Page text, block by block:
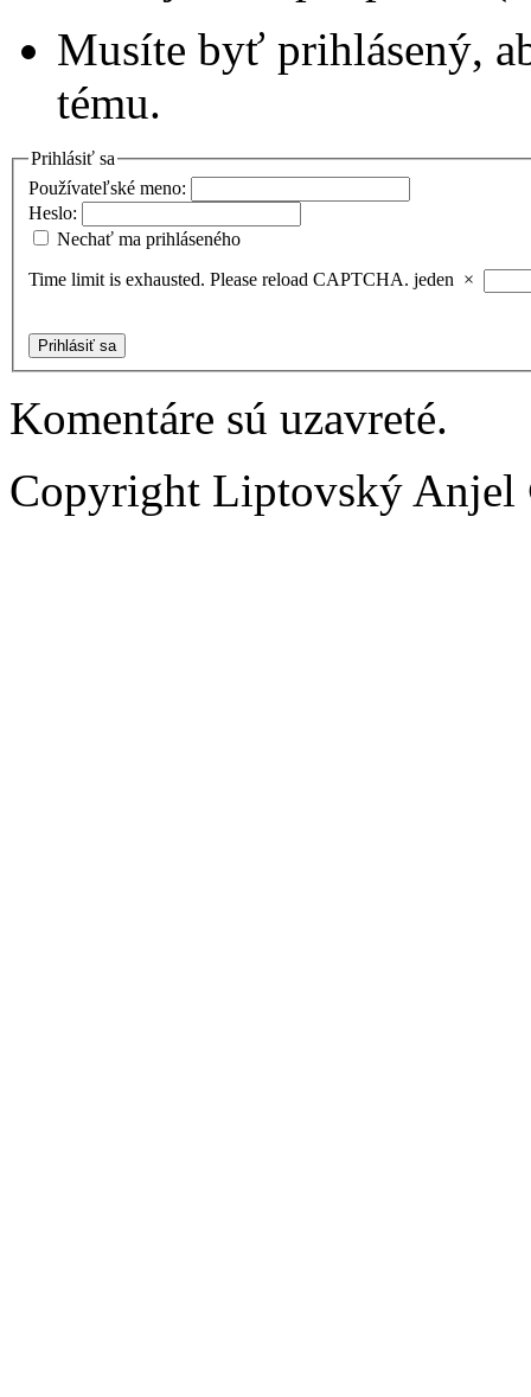
Musíte byť prihlásený,
tému.
Prihlásiť sa
Používateľské meno:
Heslo:
Nechať ma prihláseného
Time limit is exhausted. Please reload CAPTCHA. jeden ×
Prihlásiť sa
Komentáre sú uzavreté.
Copyright Liptovský Anjel